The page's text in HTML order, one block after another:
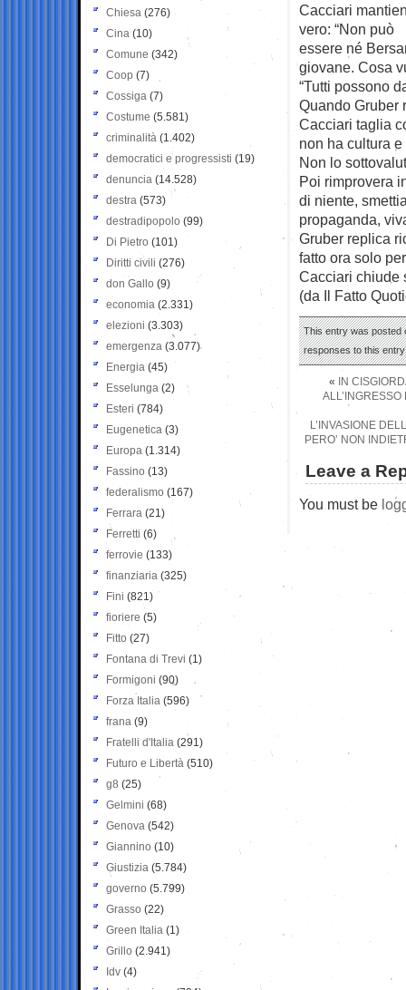
Cacciari
vero: “Non può
essere né
giovane. Cosa
“Tutti possono
Quando Gruber
Cacciari taglia
non ha cultura
Non lo
Poi rimprovera
di niente,
propaganda,
Gruber replica
fatto ora solo
Cacciari chiude
(da Il Fatto
This entry was posted
responses to this
«
IN
L’INVASIONE
PERO’ NON
Leave a
You must be
Chiesa (276)
Cina (10)
Comune (342)
Coop (7)
Cossiga (7)
Costume (5.581)
criminalità (1.402)
democratici e progressisti (19)
denuncia (14.528)
destra (573)
destradipopolo (99)
Di Pietro (101)
Diritti civili (276)
don Gallo (9)
economia (2.331)
elezioni (3.303)
emergenza (3.077)
Energia (45)
Esselunga (2)
Esteri (784)
Eugenetica (3)
Europa (1.314)
Fassino (13)
federalismo (167)
Ferrara (21)
Ferretti (6)
ferrovie (133)
finanziaria (325)
Fini (821)
fioriere (5)
Fitto (27)
Fontana di Trevi (1)
Formigoni (90)
Forza Italia (596)
frana (9)
Fratelli d'Italia (291)
Futuro e Libertà (510)
g8 (25)
Gelmini (68)
Genova (542)
Giannino (10)
Giustizia (5.784)
governo (5.799)
Grasso (22)
Green Italia (1)
Grillo (2.941)
Idv (4)